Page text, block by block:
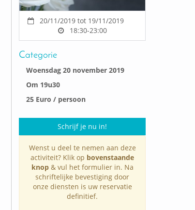
20/11/2019 tot 19/11/2019
18:30-23:00
Categorie
Woensdag 20 november 2019
Om 19u30
25 Euro / persoon
Schrijf je nu in!
Wenst u deel te nemen aan deze
activiteit? Klik op bovenstaande
knop& vul het formulier in. Na
schriftelijke bevestiging door
onze diensten is uw reservatie
definitief.